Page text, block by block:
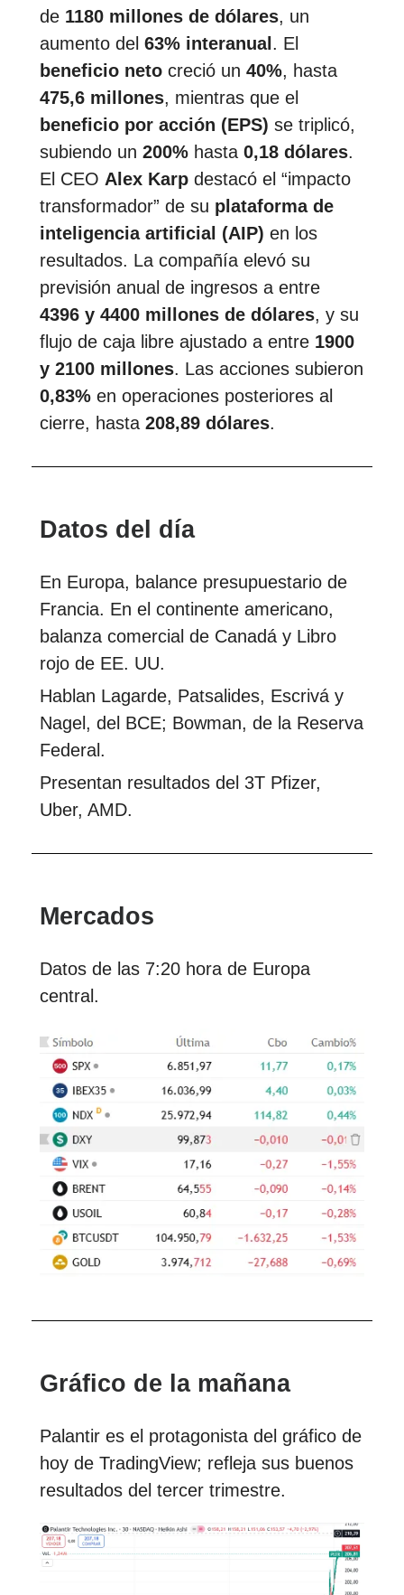
de 1180 millones de dólares, un
aumento del 63% interanual . El
beneficio neto creció un 40%, hasta
475,6 millones, mientras que el
beneficio por acción (EPS) se triplicó,
subiendo un 200% hasta 0,18 dólares.
El CEO Alex Karp destacó el “impacto
transformador” de su plataforma de
inteligencia artificial (AIP) en los
resultados. La compañía elevó su
previsión anual de ingresos a entre
4396 y 4400 millones de dólares, y su
flujo de caja libre ajustado a entre 1900
y 2100 millones. Las acciones subieron
0,83% en operaciones posteriores al
cierre, hasta 208,89 dólares.
Datos del día
En Europa, balance presupuestario de
Francia. En el continente americano,
balanza comercial de Canadá y Libro
rojo de EE. UU.
Hablan Lagarde, Patsalides, Escrivá y
Nagel, del BCE; Bowman, de la Reserva
Federal.
Presentan resultados del 3T Pfizer,
Uber, AMD.
Mercados
Datos de las 7:20 hora de Europa
central.
Gráfico de la mañana
Palantir es el protagonista del gráfico de
hoy de TradingView; refleja sus buenos
resultados del tercer trimestre.